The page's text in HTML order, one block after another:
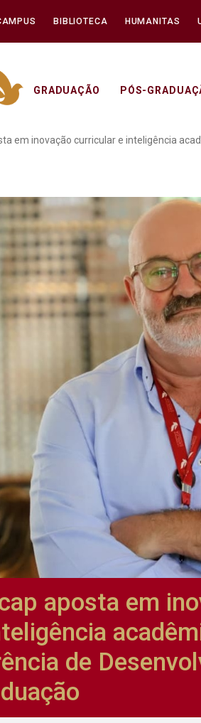
BIBLIOTECA HUMANITAS
GRADUAÇÃO PÓS-
em
em inovação curricular e inteligência
aposta em
de